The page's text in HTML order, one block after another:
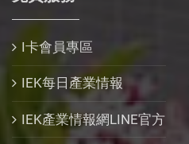
I卡會員專區
IEK每日產業情報
IEK產業情報網LINE官方